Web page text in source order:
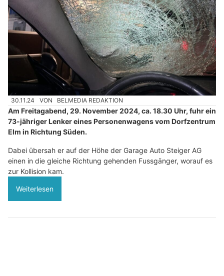
30.11.24 VON BELMEDIA REDAKTION
Am Freitagabend, 29. November 2024, ca. 18.30 Uhr, fuhr ein
73-jähriger Lenker eines Personenwagens vom Dorfzentrum
Elm in Richtung Süden.
Dabei übersah er auf der Höhe der Garage Auto Steiger AG
einen in die gleiche Richtung gehenden Fussgänger, worauf es
zur Kollision kam.
Weiterlesen